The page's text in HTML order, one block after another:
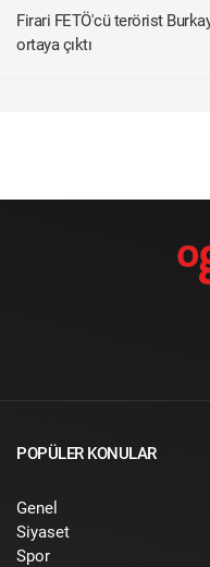
Firari FETÖ'cü terörist
ortaya çıktı
POPÜLER KONULAR
Genel
Siyaset
Spor